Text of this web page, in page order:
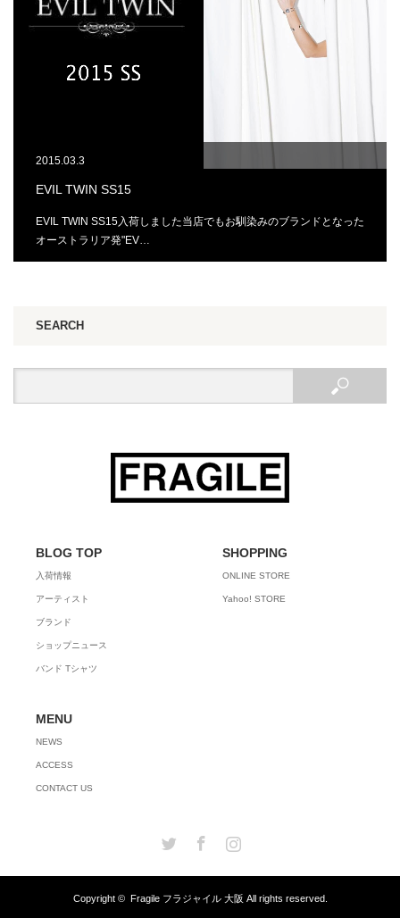
2015.03.3
EVIL TWIN SS15
EVIL TWIN SS15入荷しました当店でもお馴染みのブランドとなった
オーストラリア発"EV…
SEARCH
BLOG TOP
入荷情報
アーティスト
ブランド
ショップニュース
バンド Tシャツ
SHOPPING
ONLINE STORE
Yahoo! STORE
MENU
NEWS
ACCESS
CONTACT US
Twitter Facebook
Copyright © Fragile フラジャイル 大阪 All rights reserved.